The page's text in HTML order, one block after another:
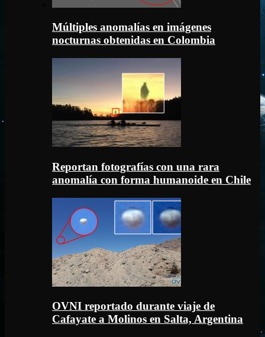
Múltiples anomalías en imágenes
nocturnas obtenidas en Colombia
Reportan fotografías con una rara
anomalía con forma humanoide en Chile
OVNI reportado durante viaje de
Cafayate a Molinos en Salta, Argentina